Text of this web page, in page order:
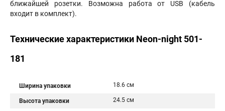
ближайшей розетки. Возможна работа от USB (кабель
входит в комплект).
Технические характеристики Neon-night 501-
181
Ширина упаковки 18.6 см
Высота упаковки 24.5 см